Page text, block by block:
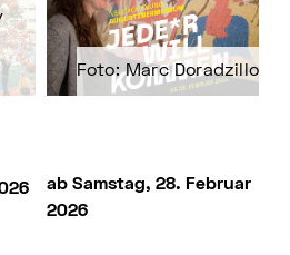
Foto: Marc Doradzillo
ab Samstag, 28. Februar
2026